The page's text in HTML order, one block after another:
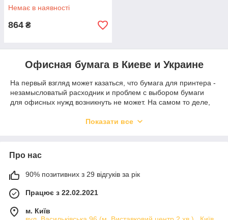
Немає в наявності
864 ₴
Офисная бумага в Киеве и Украине
На первый взгляд может казаться, что бумага для принтера -
незамысловатый расходник и проблем с выбором бумаги
для офисных нужд возникнуть не может. На самом то деле,
аппараты требует подбора специальной, приспособленной
виды бумаги, потому как печать в таких устройствах
осуществляется посредством применения высоких
температур, своего рода выжиганием.
аппаратов и другой печатной техники? Какие проблемы
расходников? Давайте разбираться:
Показати все
Про нас
90% позитивних з 29 відгуків за рік
Працює з 22.02.2021
м. Київ